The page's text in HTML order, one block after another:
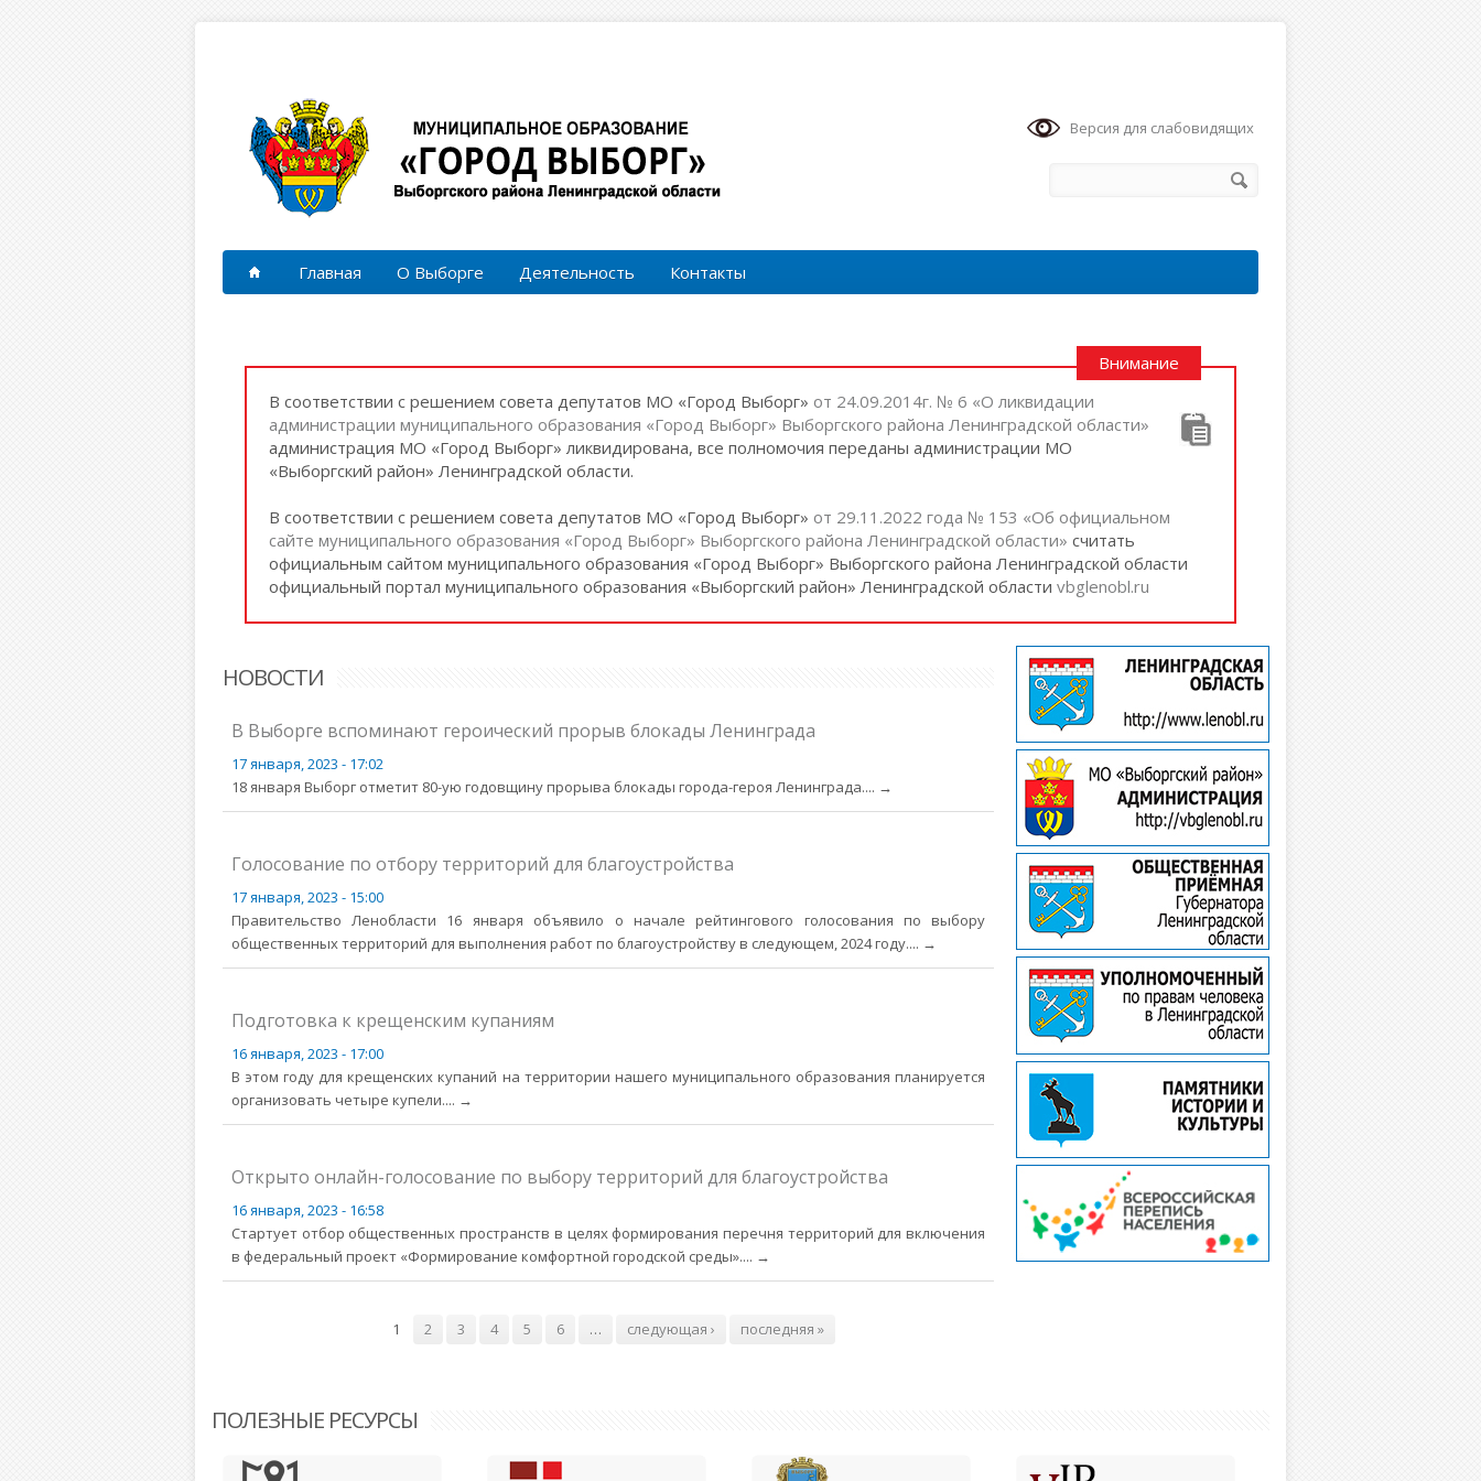
Версия для слабовидящих
Главная О Выборге Деятельность Контакты
Внимание
В соответствии с решением совета депутатов МО «Город Выборг» от 24.09.2014г. № 6 «О ликвидации
администрации муниципального образования «Город Выборг» Выборгского района Ленинградской области»
администрация МО «Город Выборг» ликвидирована, все полномочия переданы администрации МО
«Выборгский район» Ленинградской области.
В соответствии с решением совета депутатов МО «Город Выборг» от 29.11.2022 года № 153 «Об официальном
сайте муниципального образования «Город Выборг» Выборгского района Ленинградской области» cчитать
официальным сайтом муниципального образования «Город Выборг» Выборгского района Ленинградской области
официальный портал муниципального образования «Выборгский район» Ленинградской области vbglenobl.ru
НОВОСТИ
В Выборге вспоминают героический прорыв блокады Ленинграда
17 января, 2023 - 17:02
18 января Выборг отметит 80-ую годовщину прорыва блокады города-героя Ленинграда.... →
Голосование по отбору территорий для благоустройства
17 января, 2023 - 15:00
Правительство Ленобласти 16 января объявило о начале рейтингового голосования по выбору
общественных территорий для выполнения работ по благоустройству в следующем, 2024 году.... →
Подготовка к крещенским купаниям
16 января, 2023 - 17:00
В этом году для крещенских купаний на территории нашего муниципального образования планируется
организовать четыре купели.... →
Открыто онлайн-голосование по выбору территорий для благоустройства
16 января, 2023 - 16:58
Стартует отбор общественных пространств в целях формирования перечня территорий для включения
в федеральный проект «Формирование комфортной городской среды».... →
1 2 3 4 5 6 … следующая › последняя »
ПОЛЕЗНЫЕ РЕСУРСЫ